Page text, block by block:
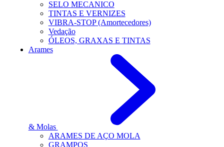
SELO MECANICO
TINTAS E VERNIZES
VIBRA-STOP (Amortecedores)
Vedação
ÓLEOS, GRAXAS E TINTAS
Arames
& Molas
ARAMES DE AÇO MOLA
GRAMPOS